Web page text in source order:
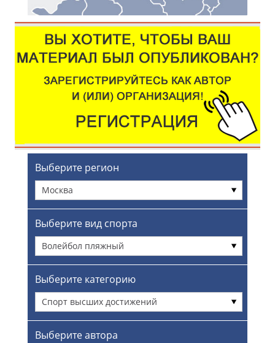
Выберите регион
Москва
Выберите вид спорта
Волейбол пляжный
Выберите категорию
Спорт высших достижений
Выберите автора